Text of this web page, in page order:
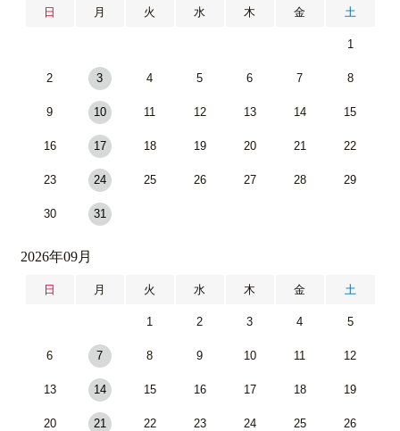
日 月 火 水 木 金 土
1
2 3 4 5 6 7 8
9 10 11 12 13 14 15
16 17 18 19 20 21 22
23 24 25 26 27 28 29
30 31
2026年09月
日 月 火 水 木 金 土
1 2 3 4 5
6 7 8 9 10 11 12
13 14 15 16 17 18 19
20 21 22 23 24 25 26